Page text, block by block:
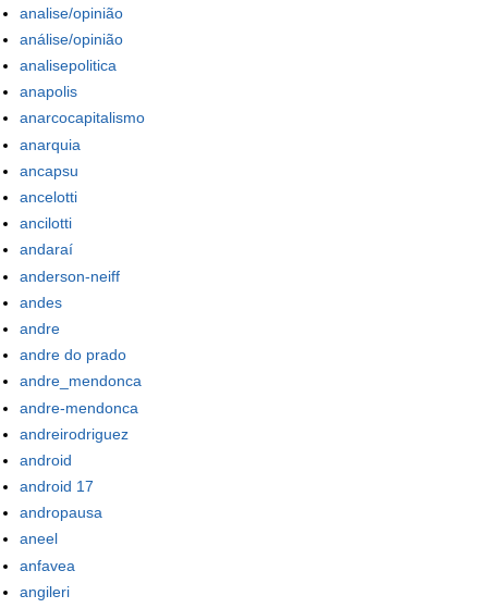
analise/opinião
análise/opinião
analisepolitica
anapolis
anarcocapitalismo
anarquia
ancapsu
ancelotti
ancilotti
andaraí
anderson-neiff
andes
andre
andre do prado
andre_mendonca
andre-mendonca
andreirodriguez
android
android 17
andropausa
aneel
anfavea
angileri